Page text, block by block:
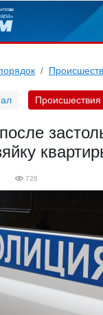
Происшествия
726